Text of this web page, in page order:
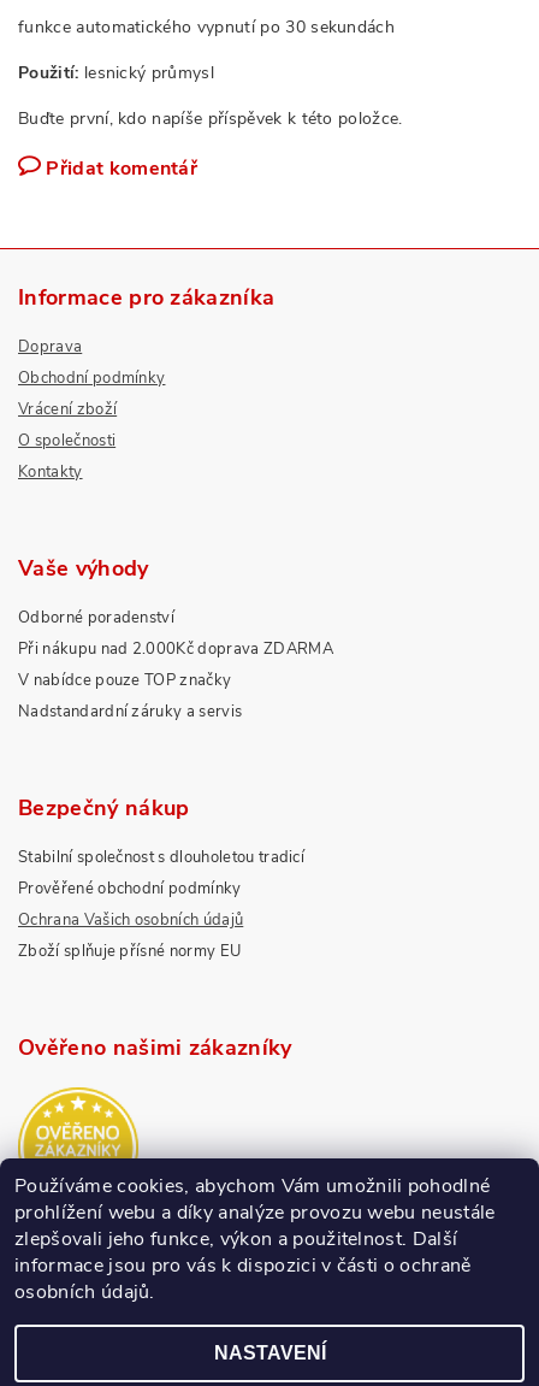
funkce automatického vypnutí po 30 sekundách
Použití: lesnický průmysl
Buďte první, kdo napíše příspěvek k této položce.
Přidat komentář
Informace pro zákazníka
Doprava
Obchodní podmínky
Vrácení zboží
O společnosti
Kontakty
Vaše výhody
Odborné poradenství
Při nákupu nad 2.000Kč doprava ZDARMA
V nabídce pouze TOP značky
Nadstandardní záruky a servis
Bezpečný nákup
Stabilní společnost s dlouholetou tradicí
Prověřené obchodní podmínky
Ochrana Vašich osobních údajů
Zboží splňuje přísné normy EU
Ověřeno našimi zákazníky
Používáme cookies, abychom Vám umožnili pohodlné
prohlížení webu a díky analýze provozu webu neustále
zlepšovali jeho funkce, výkon a použitelnost. Další
informace jsou pro vás k dispozici v části o ochraně
osobních údajů.
NASTAVENÍ